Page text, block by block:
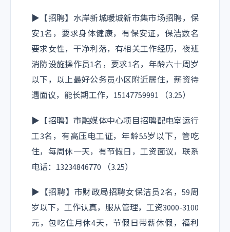
▶【招聘】水岸新城暖城新市集市场招聘，保
安1名，要求身体健康，有保安证，保洁数名
要求女性，干净利落，有相关工作经历，夜班
消防设施操作员1名，要求1名，年龄六十周岁
以下，以上最好公务员小区附近居住，薪资待
遇面议，能长期工作，15147759991 （3.25）
▶【招聘】市融媒体中心项目招聘配电室运行
工3名，有高压电工证，年龄55岁以下，管吃
住，每周休一天，有节假日，工资面议，联系
电话：13234846770 （3.25）
▶【招聘】市财政局招聘女保洁员2名，59周
岁以下，工作认真，服从管理，工资3000-3100
元，包吃住月休4天，节假日带薪休假，福利